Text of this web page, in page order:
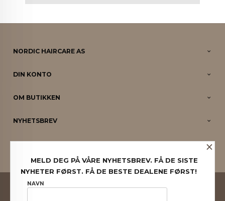
NORDIC HAIRCARE AS
DIN KONTO
OM BUTIKKEN
NYHETSBREV
PARTNERE
FRAKT
×
MELD DEG PÅ VÅRE NYHETSBREV. FÅ DE SISTE
NYHETER FØRST. FÅ DE BESTE DEALENE FØRST!
NAVN